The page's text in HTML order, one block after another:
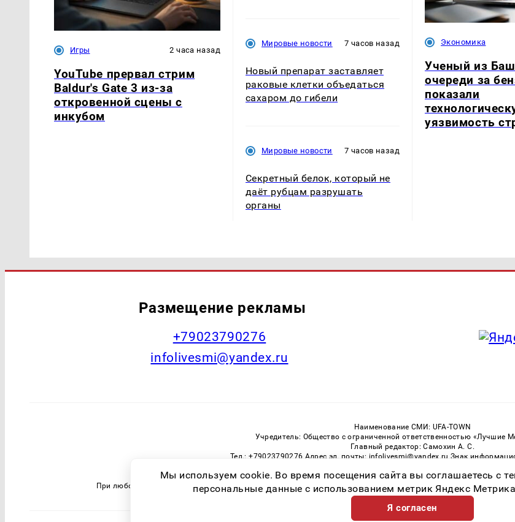
Игры 2 часа назад
YouTube прервал стрим
Baldur's Gate 3 из-за
откровенной сцены с
инкубом
Мировые новости 7 часов назад
Новый препарат заставляет
раковые клетки объедаться
сахаром до гибели
Мировые новости 7 часов назад
Секретный белок, который не
даёт рубцам разрушать
органы
Экономика
Ученый из
очереди за
показали
уязвимость
Размещение рекламы
+79023790276
infolivesmi@yandex.ru
Наименование СМИ: UFA-TOWN
Учредитель: Общество с ограниченной ответственностью «Лучшие
Главный редактор: Самохин А. С.
Тел.: +79023790276 Адрес эл. почты: infolivesmi@yandex.ru Знак
Регистрационный номер СМИ ЭЛ № ФС 77 — 81149 от
При любом использовании материалов прямая ссылка на Ufa-Town.Ru обязательна. Цитирование в
Мы используем cookie. Во время посещения сайта вы соглашаетесь с
персональные данные с использованием метрик Яндекс
Я согласен